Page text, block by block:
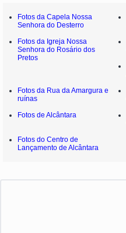
Fotos da Capela Nossa
Senhora do Desterro
Fotos da Igreja Nossa
Senhora do Rosário dos
Pretos
Fotos da Rua da Amargura e
ruínas
Fotos de Alcântara
Fotos do Centro de
Lançamento de Alcântara